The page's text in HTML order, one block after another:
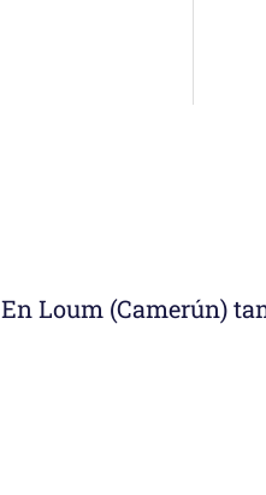
En Loum (Camerún)